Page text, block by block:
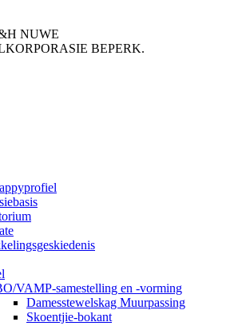
NUWE
BEPERK.
VAMP-samestelling en -vorming
Damesstewelskag Muurpassing
Skoentjie-bokant